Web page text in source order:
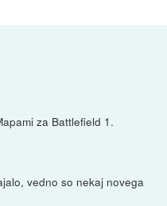
za Battlefield 1.
vedno so nekaj novega